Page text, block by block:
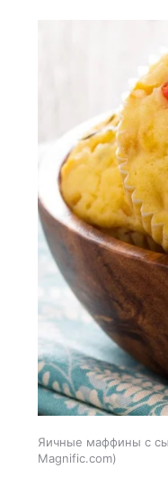
Яичные маффины с
Magnific.com